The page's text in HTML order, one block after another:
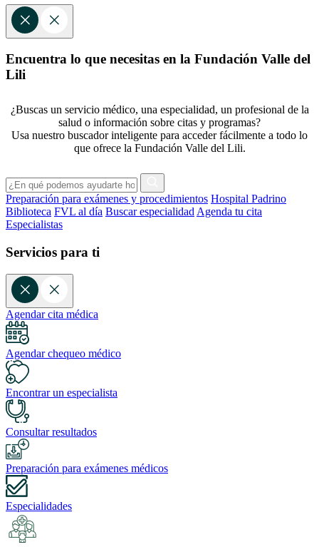
Encuentra lo que necesitas en la Fundación Valle del
Lili
¿Buscas un servicio médico, una especialidad, un profesional de la
salud o información sobre citas y programas?
Usa nuestro buscador inteligente para acceder fácilmente a todo lo
que ofrece la Fundación Valle del Lili.
Preparación para exámenes y procedimientos Hospital Padrino
Biblioteca FVL al día Buscar especialidad Agenda tu cita
Especialistas
Servicios para ti
Agendar cita médica
Agendar chequeo médico
Encontrar un especialista
Consultar resultados
Preparación para exámenes médicos
Especialidades